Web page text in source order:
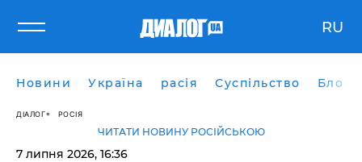
RU
Новини Україна расія Суспільство Блоги
ДІАЛОГ РОСІЯ
ЧИТАТИ НОВИНУ РОСІЙСЬКОЮ
7 липня 2026, 16:36